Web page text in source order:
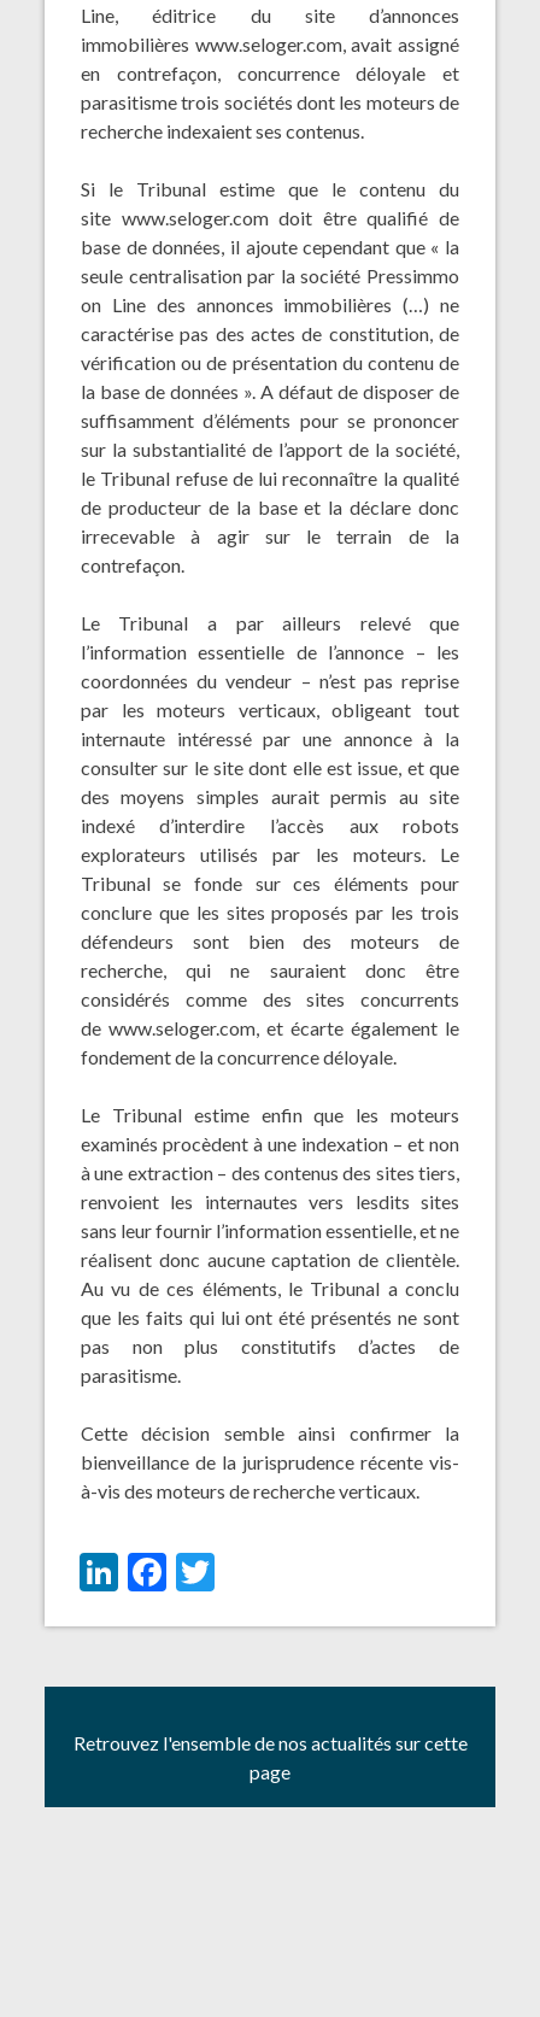
Line, éditrice du site d’annonces
immobilières www.seloger.com, avait assigné
en contrefaçon, concurrence déloyale et
parasitisme trois sociétés dont les moteurs de
recherche indexaient ses contenus.
Si le Tribunal estime que le contenu du
sitewww.seloger.comdoit être qualifié de
base de données, il ajoute cependant que « la
seule centralisation par la société Pressimmo
on Line des annonces immobilières (…) ne
caractérise pas des actes de constitution, de
vérification ou de présentation du contenu de
la base de données ». A défaut de disposer de
suffisamment d’éléments pour se prononcer
sur la substantialité de l’apport de la société,
le Tribunal refuse de lui reconnaître la qualité
de producteur de la base et la déclare donc
irrecevable à agir sur le terrain de la
contrefaçon.
Le Tribunal a par ailleurs relevé que
l’information essentielle de l’annonce – les
coordonnées du vendeur – n’est pas reprise
par les moteurs verticaux, obligeant tout
internaute intéressé par une annonce à la
consulter sur le site dont elle est issue, et que
des moyens simples aurait permis au site
indexé d’interdire l’accès aux robots
explorateurs utilisés par les moteurs. Le
Tribunal se fonde sur ces éléments pour
conclure que les sites proposés par les trois
défendeurs sont bien des moteurs de
recherche, qui ne sauraient donc être
considérés comme des sites concurrents
de www.seloger.com, et écarte également le
fondement de la concurrence déloyale.
Le Tribunal estime enfin que les moteurs
examinés procèdent à une indexation – et non
à une extraction – des contenus des sites tiers,
renvoient les internautes vers lesdits sites
sans leur fournir l’information essentielle, et ne
réalisent donc aucune captation de clientèle.
Au vu de ces éléments, le Tribunal a conclu
que les faits qui lui ont été présentés ne sont
pas non plus constitutifs d’actes de
parasitisme.
Cette décision semble ainsi confirmer la
bienveillance de la jurisprudence récente vis-
à-vis des moteurs de recherche verticaux.
LinkedIn
Facebook
Twitter
Retrouvez l'ensemble de nos actualités sur cette
page